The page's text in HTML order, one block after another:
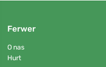
Ferwer
O nas
Hurt